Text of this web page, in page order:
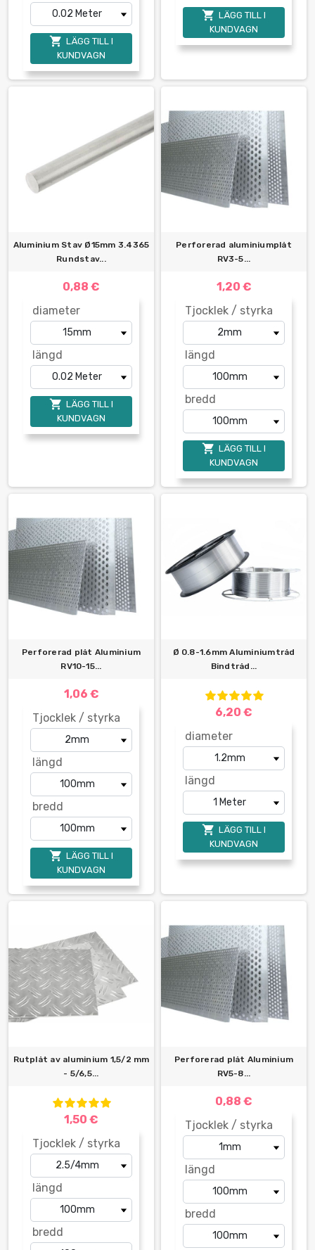
 LÄGG TILL I
KUNDVAGN
 LÄGG TILL I
KUNDVAGN
Aluminium Stav Ø15mm 3.4365
Rundstav...
0,88 €
diameter
längd
 LÄGG TILL I
KUNDVAGN
Perforerad aluminiumplåt
RV3-5...
1,20 €
Tjocklek / styrka
längd
bredd
 LÄGG TILL I
KUNDVAGN
Perforerad plåt Aluminium
RV10-15...
1,06 €
Tjocklek / styrka
längd
bredd
 LÄGG TILL I
KUNDVAGN
Ø 0.8-1.6mm Aluminiumtråd
Bindtråd...
6,20 €
diameter
längd
 LÄGG TILL I
KUNDVAGN
Rutplåt av aluminium 1,5/2 mm
- 5/6,5...
1,50 €
Tjocklek / styrka
längd
bredd
Perforerad plåt Aluminium
RV5-8...
0,88 €
Tjocklek / styrka
längd
bredd